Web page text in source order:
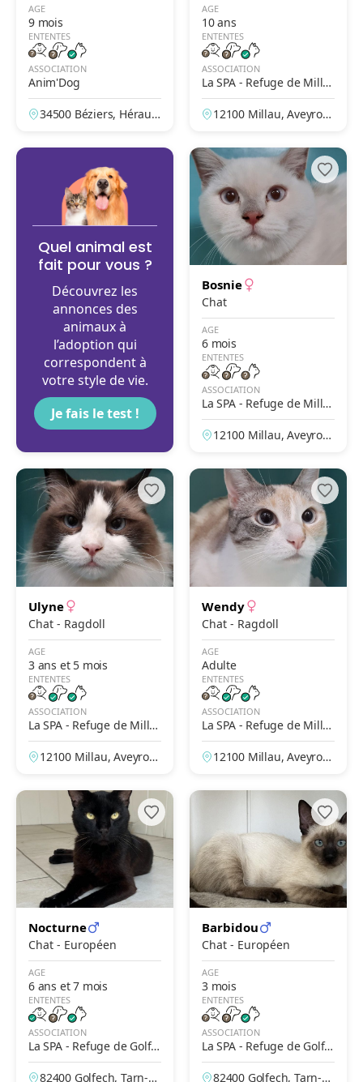
AGE
9 mois
ENTENTES
ASSOCIATION
Anim'Dog
34500 Béziers, Héraul
AGE
10 ans
ENTENTES
ASSOCIATION
La SPA - Refuge de Milla
u – L'Escale
12100 Millau, Aveyron,
Quel animal est
fait pour vous ?
Découvrez les
annonces des
animaux à
l’adoption qui
correspondent à
votre style de vie.
Je fais le test !
Bosnie
Chat
AGE
6 mois
ENTENTES
ASSOCIATION
La SPA - Refuge de Milla
u – L'Escale
12100 Millau, Aveyron,
Ulyne
Chat - Ragdoll
AGE
3 ans et 5 mois
ENTENTES
ASSOCIATION
La SPA - Refuge de Milla
u – L'Escale
12100 Millau, Aveyron,
Wendy
Chat - Ragdoll
AGE
Adulte
ENTENTES
ASSOCIATION
La SPA - Refuge de Milla
u – L'Escale
12100 Millau, Aveyron,
Nocturne
Chat - Européen
AGE
6 ans et 7 mois
ENTENTES
ASSOCIATION
La SPA - Refuge de Golfe
ch – Des Deux Rives
82400 Golfech, Tarn-et
Barbidou
Chat - Européen
AGE
3 mois
ENTENTES
ASSOCIATION
La SPA - Refuge de Golfe
ch – Des Deux Rives
82400 Golfech, Tarn-et